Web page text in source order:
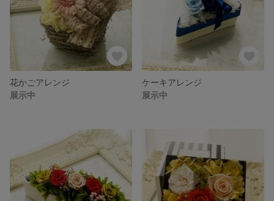
花かごアレンジ
展示中
ケーキアレンジ
展示中